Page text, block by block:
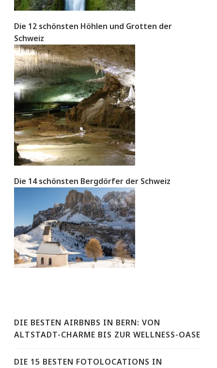
Die 12 schönsten Höhlen und Grotten der
Schweiz
Die 14 schönsten Bergdörfer der Schweiz
DIE BESTEN AIRBNBS IN BERN: VON
ALTSTADT-CHARME BIS ZUR WELLNESS-OASE
DIE 15 BESTEN FOTOLOCATIONS IN